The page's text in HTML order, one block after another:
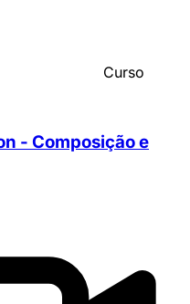
Curso
- Composição e